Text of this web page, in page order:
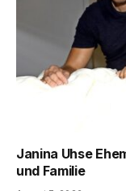
Janina Uhse
und Familie